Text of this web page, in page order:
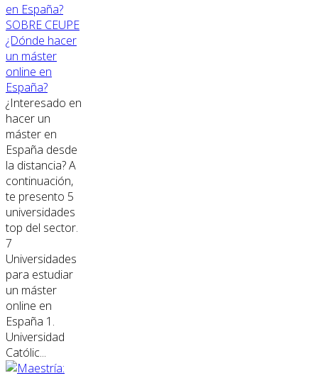
SOBRE CEUPE
¿Dónde hacer
un máster
online en
España?
¿Interesado en
hacer un
máster en
España desde
la distancia? A
continuación,
te presento 5
universidades
top del sector.
7
Universidades
para estudiar
un máster
online en
España 1.
Universidad
Católic...